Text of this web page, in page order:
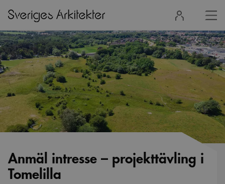
in
Anmäl intresse – projekttävling i
Tomelilla